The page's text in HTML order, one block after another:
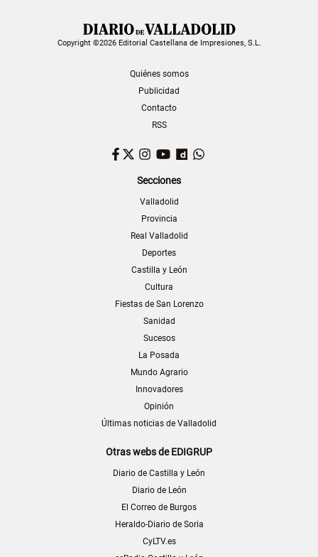
Copyright ©2026 Editorial Castellana de Impresiones, S.L.
Quiénes somos
Publicidad
Contacto
RSS
Facebook
TwitterInstagram
YouTubeDailymotion
Secciones
Valladolid
Provincia
Real Valladolid
Deportes
Castilla y León
Cultura
Fiestas de San Lorenzo
Sanidad
Sucesos
La Posada
Mundo Agrario
Innovadores
Opinión
Últimas noticias de Valladolid
Otras webs de EDIGRUP
Diario de Castilla y León
Diario de León
El Correo de Burgos
Heraldo-Diario de Soria
CyLTV.es